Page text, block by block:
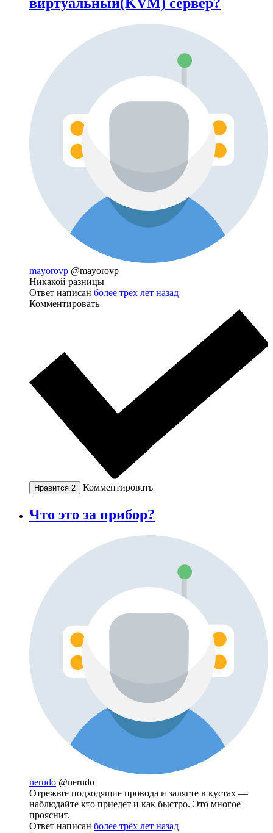
mayorovp @mayorovp
Никакой разницы
Ответ написан более трёх лет назад
Комментировать
Нравится 2 Комментировать
Что это за прибор?
nerudo @nerudo
Отрежьте подходящие провода и залягте в кустах —
наблюдайте кто приедет и как быстро. Это многое
прояснит.
Ответ написан более трёх лет назад